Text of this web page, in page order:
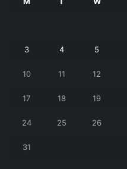
3 4 5
10 11 12
17 18 19
24 25 26
31